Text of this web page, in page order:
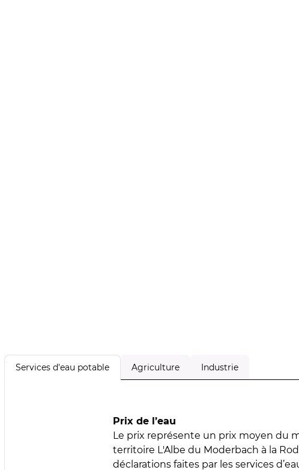
Services d'eau potable Agriculture Industrie
Prix de l’eau
Le prix représente un prix moyen du
territoire L'Albe du Moderbach à la
déclarations faites par les services